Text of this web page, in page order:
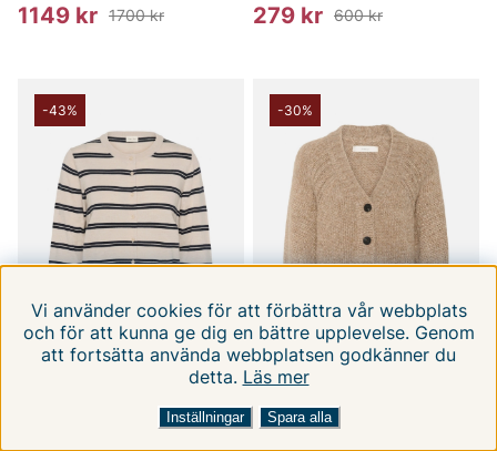
FILTRERA EFTER SORTERA EFTER:
1149 kr 1700 kr 279 kr 600 kr
-43% -30%
INWEAR
Vi använder cookies för att förbättra vår webbplats
och för att kunna ge dig en bättre upplevelse. Genom
att fortsätta använda webbplatsen godkänner du
detta. Läs mer
Inställningar Spara alla